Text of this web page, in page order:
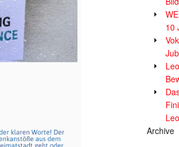
10
Archive